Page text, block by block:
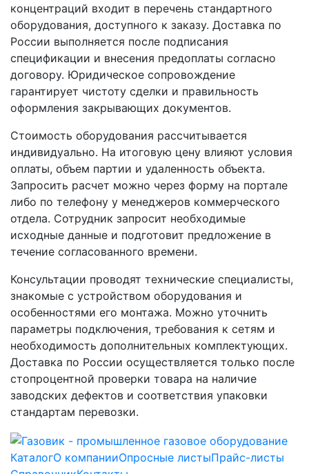
концентраций входит в перечень стандартного
оборудования, доступного к заказу. Доставка по
России выполняется после подписания
спецификации и внесения предоплаты согласно
договору. Юридическое сопровождение
гарантирует чистоту сделки и правильность
оформления закрывающих документов.
Стоимость оборудования рассчитывается
индивидуально. На итоговую цену влияют условия
оплаты, объем партии и удаленность объекта.
Запросить расчет можно через форму на портале
либо по телефону у менеджеров коммерческого
отдела. Сотрудник запросит необходимые
исходные данные и подготовит предложение в
течение согласованного времени.
Консультации проводят технические специалисты,
знакомые с устройством оборудования и
особенностями его монтажа. Можно уточнить
параметры подключения, требования к сетям и
необходимость дополнительных комплектующих.
Доставка по России осуществляется только после
стопроцентной проверки товара на наличие
заводских дефектов и соответствия упаковки
стандартам перевозки.
КаталогО компанииОпросные листыПрайс-листы